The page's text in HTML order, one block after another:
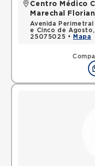
Centro Médico
Marechal
Avenida
e Cinco de Agosto,
25075025 •
Mapa